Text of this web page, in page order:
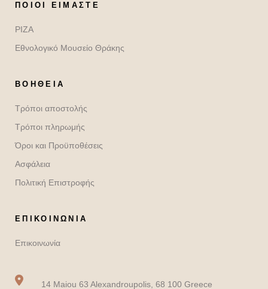
ΠΟΙΟΙ ΕΊΜΑΣΤΕ
ΡΙΖΑ
Εθνολογικό Μουσείο Θράκης
ΒΟΉΘΕΙΑ
Τρόποι αποστολής
Τρόποι πληρωμής
Όροι και Προϋποθέσεις
Ασφάλεια
Πολιτική Επιστροφής
ΕΠΙΚΟΙΝΩΝΙΑ
Επικοινωνία
14 Maiou 63 Alexandroupolis, 68 100 Greece